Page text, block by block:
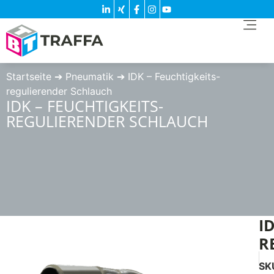
Startseite ➔ Pneumatik ➔ IDK – Feuchtigkeits-
regulierender Schlauch
IDK – FEUCHTIGKEITS-
REGULIERENDER SCHLAUCH